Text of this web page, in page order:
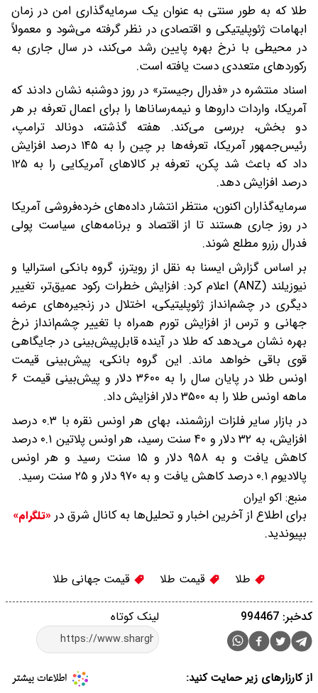
طلا که به طور سنتی به عنوان یک سرمایه‌گذاری امن در زمان
ابهامات ژئوپلیتیکی و اقتصادی در نظر گرفته می‌شود و معمولاً
در محیطی با نرخ بهره پایین رشد می‌کند، در سال جاری به
رکوردهای متعددی دست یافته است.
اسناد منتشره در «فدرال رجیستر» در روز دوشنبه نشان دادند که
آمریکا، واردات داروها و نیمه‌رساناها را برای اعمال تعرفه بر هر
دو بخش، بررسی می‌کند. هفته گذشته، دونالد ترامپ،
رئیس‌جمهور آمریکا، تعرفه‌ها بر چین را به ۱۴۵ درصد افزایش
داد که باعث شد پکن، تعرفه بر کالاهای آمریکایی را به ۱۲۵
درصد افزایش دهد.
سرمایه‌گذاران اکنون، منتظر انتشار داده‌های خرده‌فروشی آمریکا
در روز جاری هستند تا از اقتصاد و برنامه‌های سیاست پولی
فدرال رزرو مطلع شوند.
بر اساس گزارش ایسنا به نقل از رویترز، گروه بانکی استرالیا و
نیوزیلند (ANZ) اعلام کرد: افزایش خطرات رکود عمیق‌تر، تغییر
دیگری در چشم‌انداز ژئوپلیتیکی، اختلال در زنجیره‌های عرضه
جهانی و ترس از افزایش تورم همراه با تغییر چشم‌انداز نرخ
بهره نشان می‌دهد که طلا در آینده قابل‌پیش‌بینی در جایگاهی
قوی باقی خواهد ماند. این گروه بانکی، پیش‌بینی قیمت
اونس طلا در پایان سال را به ۳۶۰۰ دلار و پیش‌بینی قیمت ۶
ماهه اونس طلا را به ۳۵۰۰ دلار افزایش داد.
در بازار سایر فلزات ارزشمند، بهای هر اونس نقره با ۰.۳ درصد
افزایش، به ۳۲ دلار و ۴۰ سنت رسید، هر اونس پلاتین ۰.۱ درصد
کاهش یافت و به ۹۵۸ دلار و ۱۵ سنت رسید و هر اونس
پالادیوم ۰.۱ درصد کاهش یافت و به ۹۷۰ دلار و ۲۵ سنت رسید.
منبع: اکو ایران
برای اطلاع از آخرین اخبار و تحلیل‌ها به کانال شرق در «تلگرام»
بپیوندید.
طلا قیمت طلا قیمت جهانی طلا
لینک کوتاه کدخبر: 994467
از کارزارهای زیر حمایت کنید: